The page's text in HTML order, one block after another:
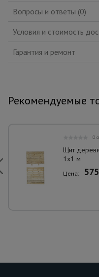
Вопросы и ответы (0)
Условия и стоимость
Гарантия и ремонт
Рекомендуемые
0
Щит
1х1 м
Цена: